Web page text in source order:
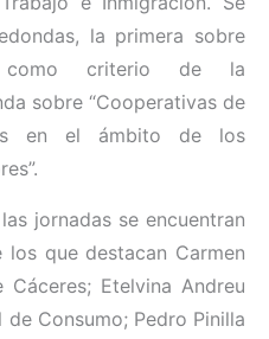
la primera sobre
como criterio de la
sobre “Cooperativas de
en el ámbito de los
jornadas se encuentran
que destacan Carmen
Cáceres; Etelvina Andreu
Consumo; Pedro Pinilla